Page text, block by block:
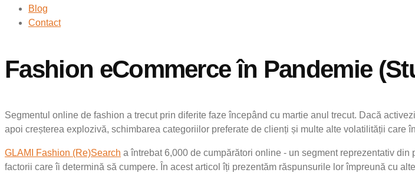
Blog
Contact
Fashion eCommerce în Pandemie
Segmentul online de fashion a trecut prin diferite faze începând cu martie anul trecut. Dacă
apoi creșterea explozivă, schimbarea categoriilor preferate de clienți și multe alte volatilității care
GLAMI Fashion (Re)Search a întrebat 6,000 de cumpărători online - un segment reprezentativ
factorii care îi determină să cumpere. În acest articol îți prezentăm răspunsurile lor împreună cu